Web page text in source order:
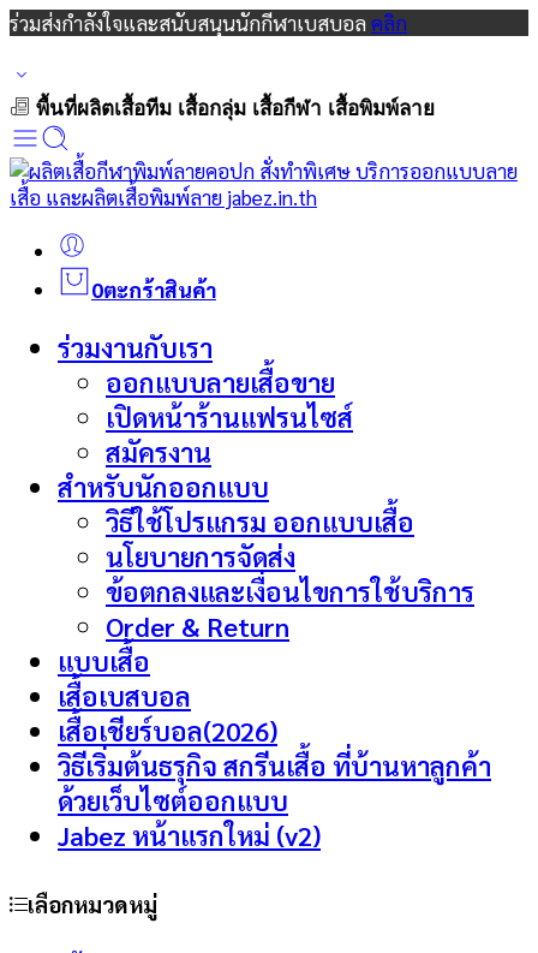
ร่วมส่งกำลังใจและสนับสนุนนักกีฬาเบสบอล คลิก
พื้นที่ผลิตเสื้อทีม เสื้อกลุ่ม เสื้อกีฬา เสื้อพิมพ์ลาย
0ตะกร้าสินค้า
ร่วมงานกับเรา
ออกแบบลายเสื้อขาย
เปิดหน้าร้านแฟรนไซส์
สมัครงาน
สำหรับนักออกแบบ
วิธีใช้โปรแกรม ออกแบบเสื้อ
นโยบายการจัดส่ง
ข้อตกลงและเงื่อนไขการใช้บริการ
Order & Return
แบบเสื้อ
เสื้อเบสบอล
เสื้อเชียร์บอล(2026)
วิธีเริ่มต้นธรุกิจ สกรีนเสื้อ ที่บ้านหาลูกค้า
ด้วยเว็บไซต์ออกแบบ
Jabez หน้าแรกใหม่ (v2)
เลือกหมวดหมู่